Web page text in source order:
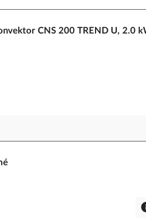
CNS 200 TREND U, 2.0